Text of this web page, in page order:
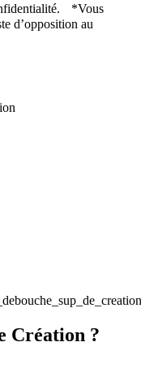
*Vous
d’opposition au
Création ?